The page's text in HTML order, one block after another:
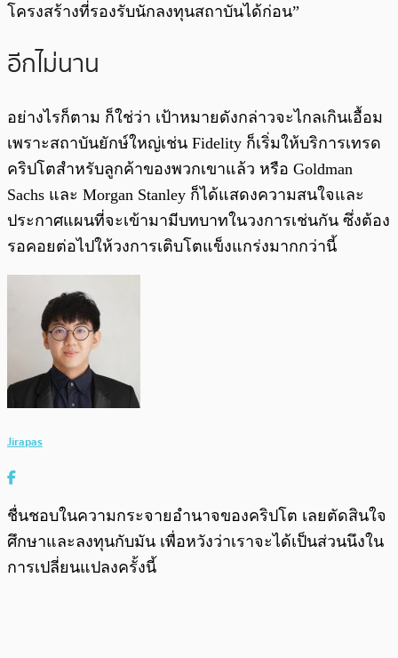
โครงสร้างที่รองรับนักลงทุนสถาบันได้ก่อน”
อีกไม่นาน
อย่างไรก็ตาม ก็ใช่ว่า เป้าหมายดังกล่าวจะไกลเกินเอื้อม
เพราะสถาบันยักษ์ใหญ่เช่น Fidelity ก็เริ่มให้บริการเทรด
คริปโตสำหรับลูกค้าของพวกเขาแล้ว หรือ Goldman
Sachs และ Morgan Stanley ก็ได้แสดงความสนใจและ
ประกาศแผนที่จะเข้ามามีบทบาทในวงการเช่นกัน ซึ่งต้อง
รอคอยต่อไปให้วงการเติบโตแข็งแกร่งมากกว่านี้
Jirapas
ชื่นชอบในความกระจายอำนาจของคริปโต เลยตัดสินใจ
ศึกษาและลงทุนกับมัน เพื่อหวังว่าเราจะได้เป็นส่วนนึงใน
การเปลี่ยนแปลงครั้งนี้